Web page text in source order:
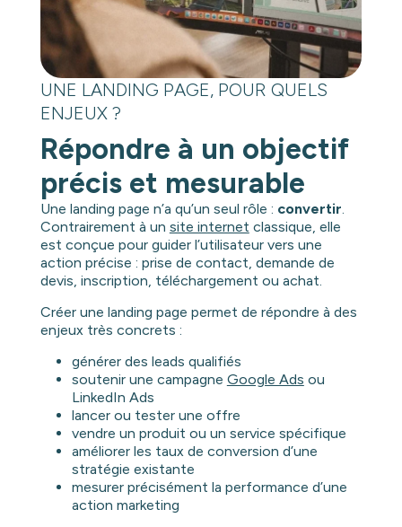
UNE LANDING PAGE, POUR QUELS
ENJEUX ?
Répondre à un objectif
précis et mesurable
Une landing page n’a qu’un seul rôle : convertir.
Contrairement à un site internet classique, elle
est conçue pour guider l’utilisateur vers une
action précise : prise de contact, demande de
devis, inscription, téléchargement ou achat.
Créer une landing page permet de répondre à des
enjeux très concrets :
générer des leads qualifiés
soutenir une campagne Google Ads ou
LinkedIn Ads
lancer ou tester une offre
vendre un produit ou un service spécifique
améliorer les taux de conversion d’une
stratégie existante
mesurer précisément la performance d’une
action marketing